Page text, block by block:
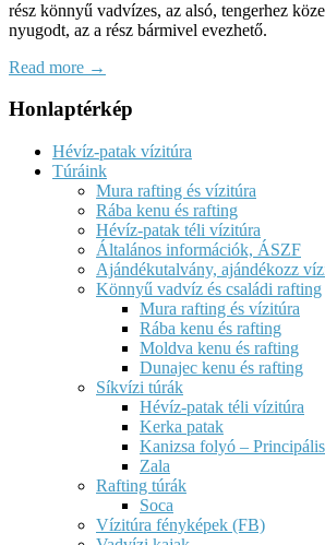
rész könnyű vadvízes, az alsó, tengerhez
nyugodt, az a rész bármivel evezhető.
Read more →
Honlaptérkép
Hévíz-patak vízitúra
Túráink
Mura rafting és vízitúra
Rába kenu és rafting
Hévíz-patak téli vízitúra
Általános információk, ÁSZF
Ajándékutalvány, ajándékozz
Könnyű vadvíz és családi rafting
Mura rafting és vízitúra
Rába kenu és rafting
Moldva kenu és rafting
Dunajec kenu és rafting
Síkvízi túrák
Hévíz-patak téli vízitúra
Kerka patak
Kanizsa folyó –
Zala
Rafting túrák
Soca
Vízitúra fényképek (FB)